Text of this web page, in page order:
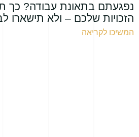
נפגעתם בתאונת עבודה? כך
הזכויות שלכם – ולא תישארו
המשיכו לקריאה